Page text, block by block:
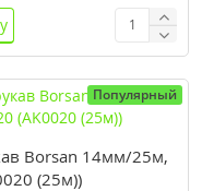
Популярный
Borsan 14мм/25м,
(25м))